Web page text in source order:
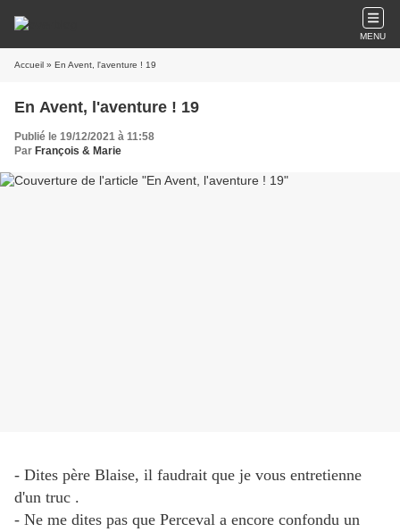
MENU
Accueil » En Avent, l'aventure ! 19
En Avent, l'aventure ! 19
Publié le 19/12/2021 à 11:58
Par François & Marie
- Dites père Blaise, il faudrait que je vous entretienne
d'un truc .
- Ne me dites pas que Perceval a encore confondu un